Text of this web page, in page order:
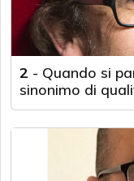
2 - Quando si
sinonimo di